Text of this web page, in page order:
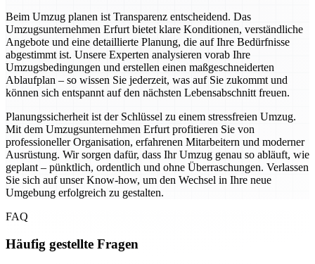
Beim Umzug planen ist Transparenz entscheidend. Das
Umzugsunternehmen Erfurt bietet klare Konditionen, verständliche
Angebote und eine detaillierte Planung, die auf Ihre Bedürfnisse
abgestimmt ist. Unsere Experten analysieren vorab Ihre
Umzugsbedingungen und erstellen einen maßgeschneiderten
Ablaufplan – so wissen Sie jederzeit, was auf Sie zukommt und
können sich entspannt auf den nächsten Lebensabschnitt freuen.
Planungssicherheit ist der Schlüssel zu einem stressfreien Umzug.
Mit dem Umzugsunternehmen Erfurt profitieren Sie von
professioneller Organisation, erfahrenen Mitarbeitern und moderner
Ausrüstung. Wir sorgen dafür, dass Ihr Umzug genau so abläuft, wie
geplant – pünktlich, ordentlich und ohne Überraschungen. Verlassen
Sie sich auf unser Know-how, um den Wechsel in Ihre neue
Umgebung erfolgreich zu gestalten.
FAQ
Häufig gestellte Fragen